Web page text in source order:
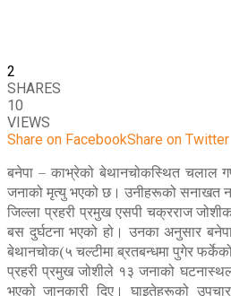
2
SHARES
10
VIEWS
Share on FacebookShare on Twitter
बनेपा – काभ्रेको बेथानचोकस्थित चलाल
जनाको मृत्यु भएको छ। उनीहरूको सनाखत
जिल्ला प्रहरी प्रमुख एसपी चक्रराज
बस दुर्घटना भएको हो। उनका अनुसार
बेथानचोक(५ चल्टीमा ब्रतबन्धमा पुगेर
प्रहरी प्रमुख जोशीले १३ जनाको
भएको जानकारी दिए। घाइतेहरूको